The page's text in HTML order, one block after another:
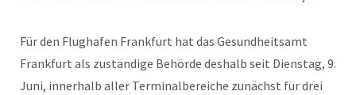
Für den Flughafen Frankfurt hat das Gesundheitsamt
Frankfurt als zuständige Behörde deshalb seit Dienstag, 9.
Juni, innerhalb aller Terminalbereiche zunächst für drei